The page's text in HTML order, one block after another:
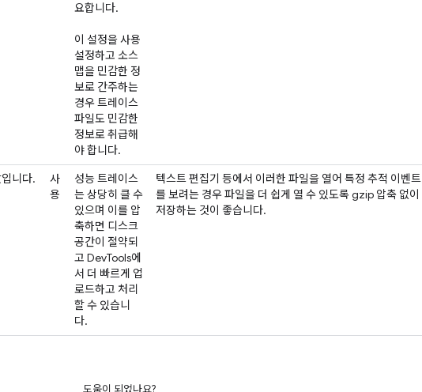
요합니다.
이 설정을 사용
설정하고 소스
맵을 민감한 정
보로 간주하는
경우 트레이스
파일도 민감한
정보로 취급해
야 합니다.
니다.
사
용
성능 트레이스
는 상당히 클 수
있으며 이를 압
축하면 디스크
공간이 절약되
고 DevTools에
서 더 빠르게 업
로드하고 처리
할 수 있습니
다.
텍스트 편집기 등에서 이러한 파일을 열어 특정 추적 이벤트
를 보려는 경우 파일을 더 쉽게 열 수 있도록 gzip 압축 없이
저장하는 것이 좋습니다.
도움이 되었나요?